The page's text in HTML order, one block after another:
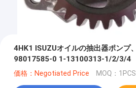
4HK1 ISUZUオイルの抽出器ポンプ
98017585-0 1-13100313-1/2/3/4
価格：Negotiated Price MOQ：1PCS